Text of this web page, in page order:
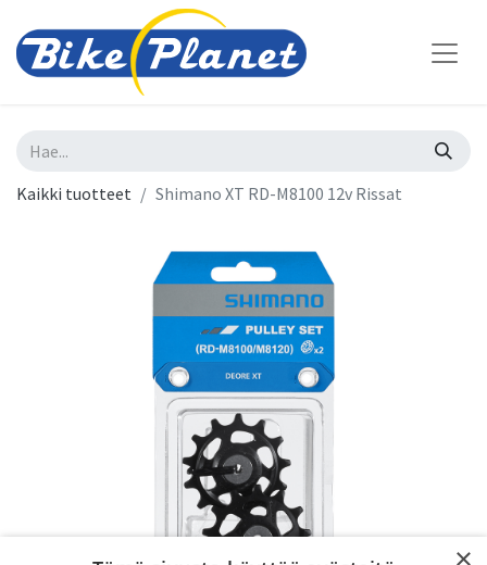
Kaikki tuotteet Shimano XT RD-M8100 12v Rissat